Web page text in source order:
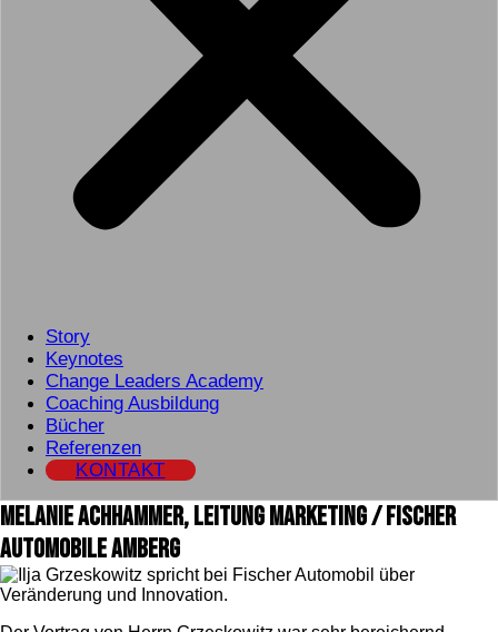
Story
Keynotes
Change Leaders Academy
Coaching Ausbildung
Bücher
Referenzen
KONTAKT
Melanie Achhammer, Leitung Marketing / Fischer
Automobile Amberg